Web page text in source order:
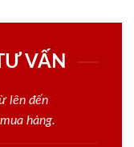
VẤN
lên đến
hàng.